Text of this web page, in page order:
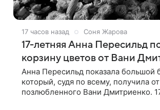
17 часов назад Соня Жарова
17-летняя Анна Пересильд
корзину цветов от Вани
Анна Пересильд показала большой
который, судя по всему, получилa
позлюбленного Вани Дмитриенко.